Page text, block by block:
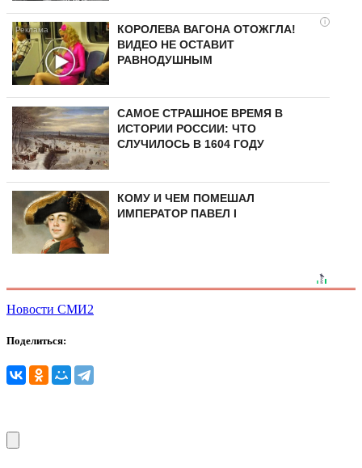
i
КОРОЛЕВА ВАГОНА ОТОЖГЛА!
ВИДЕО НЕ ОСТАВИТ
РАВНОДУШНЫМ
САМОЕ СТРАШНОЕ ВРЕМЯ В
ИСТОРИИ РОССИИ: ЧТО
СЛУЧИЛОСЬ В 1604 ГОДУ
КОМУ И ЧЕМ ПОМЕШАЛ
ИМПЕРАТОР ПАВЕЛ I
Новости СМИ2
Поделиться: